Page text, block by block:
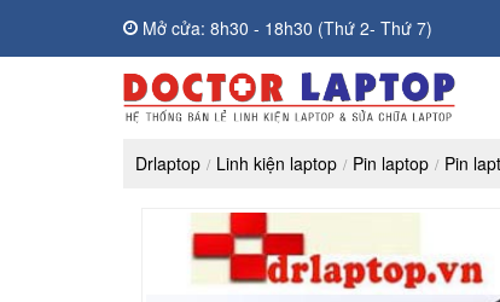
Mở cửa: 8h30 - 18h30 (Thứ 2- Thứ 7)
Drlaptop Linh kiện laptop Pin laptop Pin